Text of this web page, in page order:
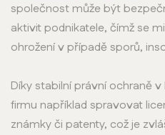
společnost může být
aktivit podnikatele, čímž se
ohrožení v případě sporů,
Díky stabilní právní ochraně
firmu například spravovat
známky či patenty, což je